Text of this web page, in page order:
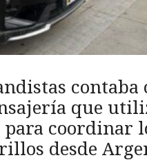
contaba
que
para coordinar
desde